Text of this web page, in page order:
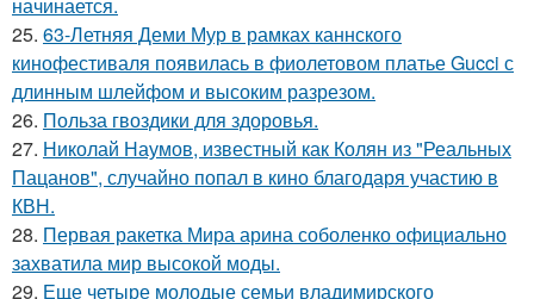
25. 63-Летняя Деми Мур в рамках каннского
кинофестиваля появилась в фиолетовом платье Gucci с
длинным шлейфом и высоким разрезом.
26. Польза гвоздики для здоровья.
27. Николай Наумов, известный как Колян из "Реальных
Пацанов", случайно попал в кино благодаря участию в
КВН.
28. Первая ракетка Мира арина соболенко официально
захватила мир высокой моды.
29. Еще четыре молодые семьи владимирского